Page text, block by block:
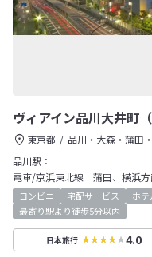
ヴィアイン品川大井町
東京都 品川・大森・蒲田
品川駅：
電車/京浜東北線 蒲田、横浜方
コンビニ 宅配サービス ホテ
最寄り駅より徒歩5分以内
日本旅行 4.0